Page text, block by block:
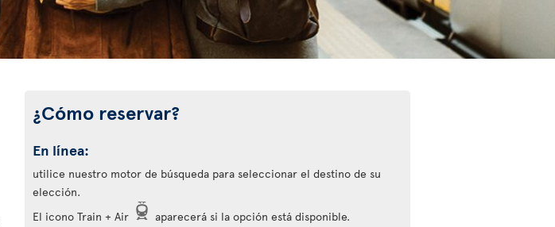
¿Cómo reservar?
En línea:
utilice nuestro motor de búsqueda para seleccionar el destino de su
elección.
El icono Train + Air
aparecerá si la opción está disponible.